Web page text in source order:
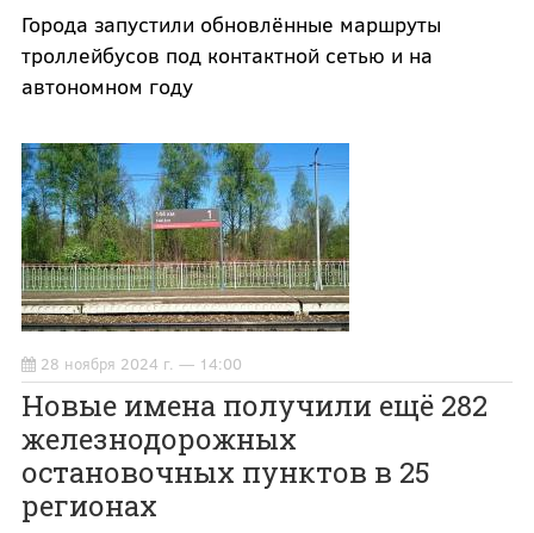
Города запустили обновлённые маршруты
троллейбусов под контактной сетью и на
автономном году
28 ноября 2024 г. — 14:00
Новые имена получили ещё 282
железнодорожных
остановочных пунктов в 25
регионах